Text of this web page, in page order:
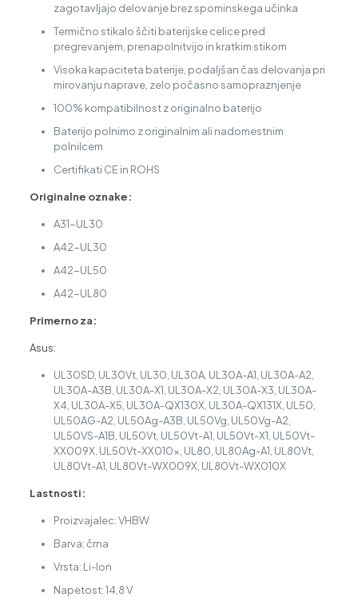
zagotavljajo delovanje brez spominskega učinka
Termično stikalo ščiti baterijske celice pred
pregrevanjem, prenapolnitvijo in kratkim stikom
Visoka kapaciteta baterije, podaljšan čas delovanja pri
mirovanju naprave, zelo počasno samopraznjenje
100% kompatibilnost z originalno baterijo
Baterijo polnimo z originalnim ali nadomestnim
polnilcem
Certifikati CE in ROHS
Originalne oznake:
A31-UL30
A42-UL30
A42-UL50
A42-UL80
Primerno za:
Asus:
UL30SD, UL30Vt, UL30, UL30A, UL30A-A1, UL30A-A2,
UL30A-A3B, UL30A-X1, UL30A-X2, UL30A-X3, UL30A-
X4, UL30A-X5, UL30A-QX130X, UL30A-QX131X, UL50,
UL50AG-A2, UL50Ag-A3B, UL50Vg, UL50Vg-A2,
UL50VS-A1B, UL50Vt, UL50Vt-A1, UL50Vt-X1, UL50Vt-
XX009X, UL50Vt-XX010x, UL80, UL80Ag-A1, UL80Vt,
UL80Vt-A1, UL80Vt-WX009X, UL80Vt-WX010X
Lastnosti:
Proizvajalec: VHBW
Barva: črna
Vrsta: Li-Ion
Napetost: 14,8 V